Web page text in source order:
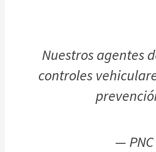
Nuestros agentes
controles
— PNC